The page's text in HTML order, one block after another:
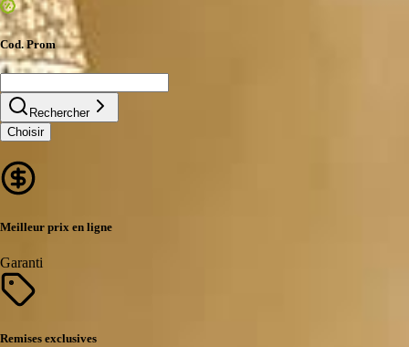
Cod. Prom
Rechercher
Choisir
Meilleur prix en ligne
Garanti
Remises exclusives